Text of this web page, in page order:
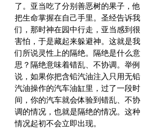
了。亚当吃了分别善恶树的果子，他
把生命掌握在自己手里。圣经告诉我
们，那时神在园中行走，亚当感到很
害怕，于是藏起来躲避神。这就是我
们所说灵性上的隔绝。隔绝是什么意
思？隔绝意味着错乱、不协调。举例
说，如果你把含铅汽油注入只用无铅
汽油操作的汽车油缸里，过了一段时
间，你的汽车就会体验到错乱、不协
调的情况，也就是隔绝的情况。这种
情况起初不会立即出现。